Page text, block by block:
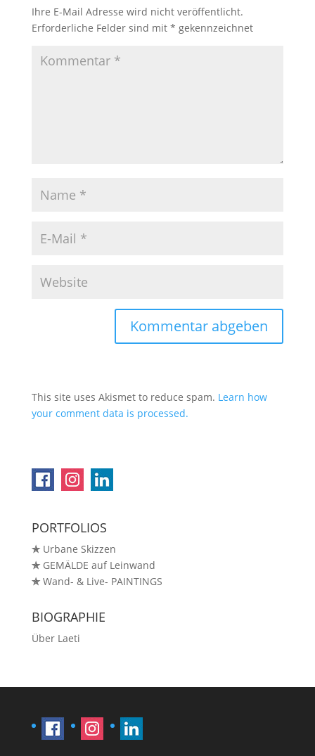
Ihre E-Mail Adresse wird nicht veröffentlicht.
Erforderliche Felder sind mit * gekennzeichnet
This site uses Akismet to reduce spam. Learn how
your comment data is processed.
PORTFOLIOS
✯Urbane Skizzen
✯GEMÄLDE auf Leinwand
✯Wand- & Live- PAINTINGS
BIOGRAPHIE
Über Laeti